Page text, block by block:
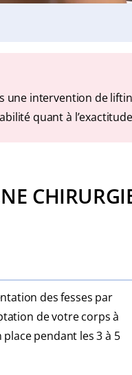
intervention de
quant à
des fesses par
de votre corps à
pendant les 3 à 5